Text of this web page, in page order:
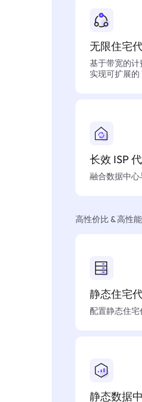
无限住宅
基于带宽的
实现可扩展的
长效 ISP
融合数据中心
高性价比 & 高性能
静态住宅
配置静态住宅
静态数据